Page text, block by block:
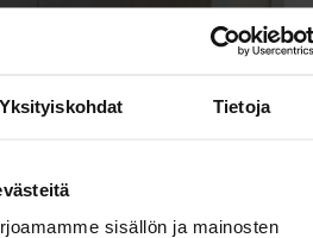
Yksityiskohdat Tietoja
sisällön ja mainosten